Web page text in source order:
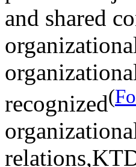
and shared
recognized(